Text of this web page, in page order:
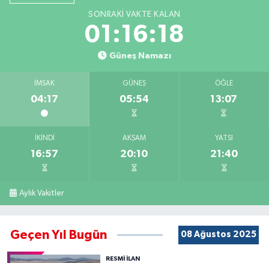
SONRAKI VAKTE KALAN
01:16:17
Güneş Namazı
İMSAK
04:17
GÜNEŞ
05:54
ÖĞLE
13:07
İKINDI
16:57
AKŞAM
20:10
YATSI
21:40
Aylık Vakitler
Geçen Yıl Bugün 08 Ağustos 2025
RESMİ İLAN